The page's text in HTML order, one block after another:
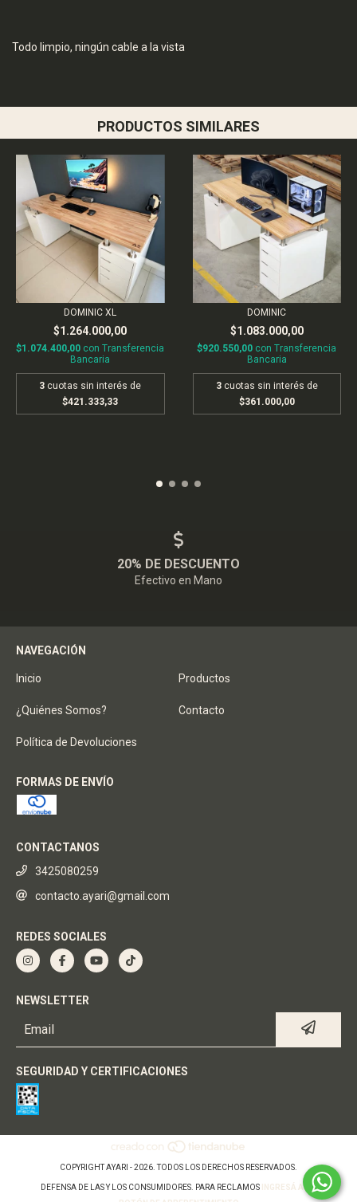
Todo limpio, ningún cable a la vista
PRODUCTOS SIMILARES
DOMINIC XL
$1.264.000,00
$1.074.400,00 con Transferencia
Bancaria
3 cuotas sin interés de
$421.333,33
DOMINIC
$1.083.000,00
$920.550,00 con Transferencia
Bancaria
3 cuotas sin interés de
$361.000,00
20% DE DESCUENTO
Efectivo en Mano
NAVEGACIÓN
Inicio Productos
¿Quiénes Somos? Contacto
Política de Devoluciones
FORMAS DE ENVÍO
CONTACTANOS
3425080259
contacto.ayari@gmail.com
REDES SOCIALES
NEWSLETTER
SEGURIDAD Y CERTIFICACIONES
COPYRIGHT AYARI - 2026. TODOS LOS DERECHOS RESERVADOS.
DEFENSA DE LAS Y LOS CONSUMIDORES. PARA RECLAMOS
INGRESÁ ACÁ.